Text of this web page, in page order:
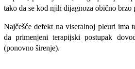
tako da se kod njih di­jagnoza obično brzo
Najčešće defekt na viseralnoj pleuri ima
da primenjeni terapijski postupak
(ponovno širenje).